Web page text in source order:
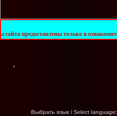
только в ознакомительных
Выбрать язык / Select language: